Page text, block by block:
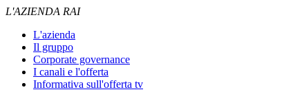
L'AZIENDA RAI
L'azienda
Il gruppo
Corporate governance
I canali e l'offerta
Informativa sull'offerta tv